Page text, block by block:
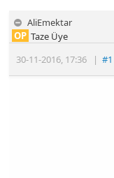
AliEmektar
30-11-2016, 17:36 |#1
OP Taze Üye